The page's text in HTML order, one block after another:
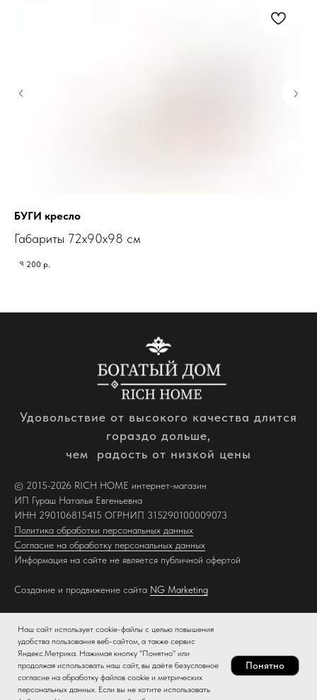
БУГИ кресло
Габариты 72х90х98 см
38 200 р.
Удовольствие от высокого качества длится
гораздо дольше,
чем радость от низкой цены
© 2015-2026 RICH HOME интернет-магазин
ИП Гураш Наталья Евгеньевна
ИНН 290106815415 ОГРНИП 315290100009073
Политика обработки персональных данных
Согласие на обработку персональных данных
Информация на сайте не является публичной офертой
Создание и продвижение сайта NG Marketing
Наш сайт использует cookie-файлы с целью повышения
удобства пользования веб-сайтом, а также сервис
Яндекс.Метрика. Нажимая кнопку "Понятно" или
продолжая использовать наш сайт, вы даёте безусловное
согласие на обработку файлов cookie и метрических
персональных данных. Если вы не хотите использовать
Понятно